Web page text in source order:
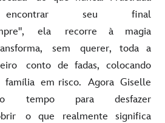
seu final
ela recorre à magia
sem querer, toda a
conto de fadas, colocando
em risco. Agora Giselle
tempo para desfazer
o que realmente significa